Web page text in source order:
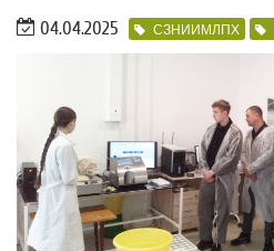
04.04.2025 СЗНИИМЛПХ